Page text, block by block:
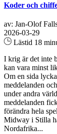
Koder och
av: Jan-Olof
2026-03-29
Lästid 18
I krig är det inte
kan vara minst
Om en sida
meddelanden
under andra
meddelanden
förändra hela
Midway i Stilla
Nordafrika...